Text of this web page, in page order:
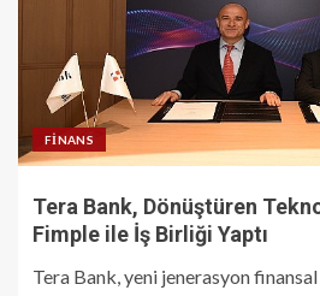
FINANS
Tera Bank, Dönüştüren
Fimple ile İş Birliği Yaptı
Tera Bank, yeni jenerasyon